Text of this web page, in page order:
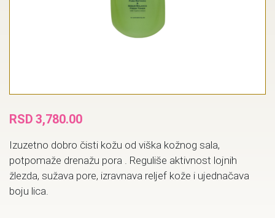
RSD 3,780.00
Izuzetno dobro čisti kožu od viška kožnog sala,
potpomaže drenažu pora . Reguliše aktivnost lojnih
žlezda, sužava pore, izravnava reljef kože i ujednačava
boju lica.